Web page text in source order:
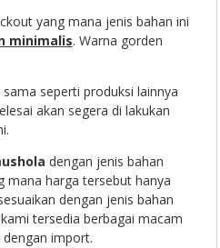
yang mana jenis bahan ini
minimalis. Warna gorden
seperti produksi lainnya
akan segera di lakukan
dengan jenis bahan
mana harga tersebut hanya
dengan jenis bahan
tersedia berbagai macam
import.